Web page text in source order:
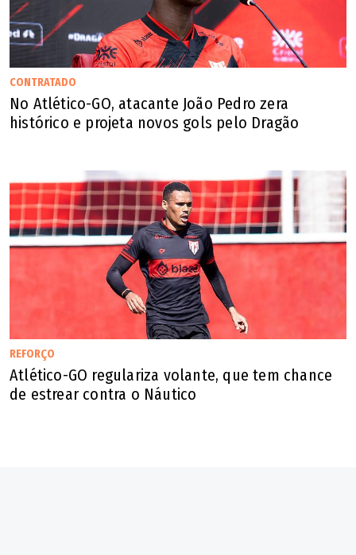
CONTRATADO
No Atlético-GO, atacante João Pedro zera
histórico e projeta novos gols pelo Dragão
REFORÇO
Atlético-GO regulariza volante, que tem chance
de estrear contra o Náutico